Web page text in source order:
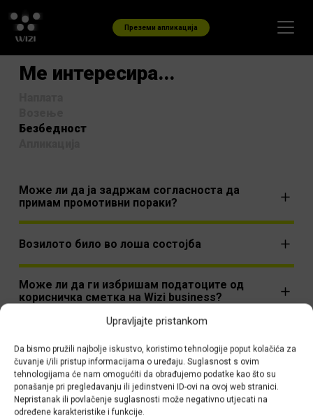
Upravljajte pristankom
Da bismo pružili najbolje iskustvo, koristimo tehnologije poput kolačića za
čuvanje i/ili pristup informacijama o uređaju. Suglasnost s ovim
tehnologijama će nam omogućiti da obrađujemo podatke kao što su
ponašanje pri pregledavanju ili jedinstveni ID-ovi na ovoj web stranici.
Nepristanak ili povlačenje suglasnosti može negativno utjecati na
određene karakteristike i funkcije.
Преземи апликација
Ме интересира...
Безбедност
Може ли да ја задржам согласноста да
примам промотивни пораки?
Возилото било во лоша состојба
Може ли да ги избришам податоците од
корисничка сметка на Wizi business?
возило. Што да правам?
Каде можам да испратам комплимент или
жалба?